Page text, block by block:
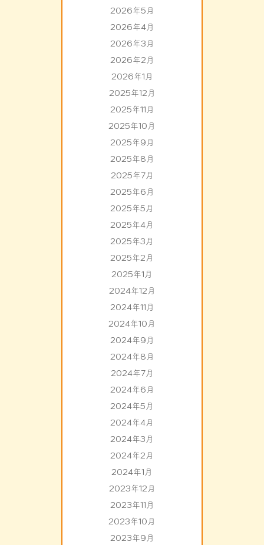
2026年5月
2026年4月
2026年3月
2026年2月
2026年1月
2025年12月
2025年11月
2025年10月
2025年9月
2025年8月
2025年7月
2025年6月
2025年5月
2025年4月
2025年3月
2025年2月
2025年1月
2024年12月
2024年11月
2024年10月
2024年9月
2024年8月
2024年7月
2024年6月
2024年5月
2024年4月
2024年3月
2024年2月
2024年1月
2023年12月
2023年11月
2023年10月
2023年9月